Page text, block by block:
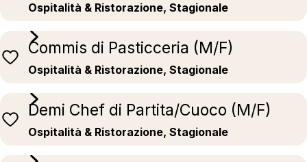
Ospitalità & Ristorazione, Stagionale
Commis di Pasticceria (M/F)
Ospitalità & Ristorazione, Stagionale
Demi Chef di Partita/Cuoco (M/F)
Ospitalità & Ristorazione, Stagionale